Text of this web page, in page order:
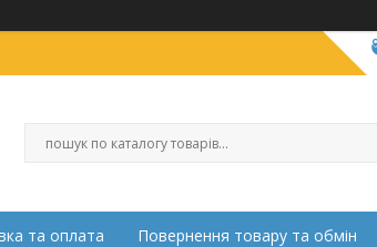
та оплата Повернення товару та обмін